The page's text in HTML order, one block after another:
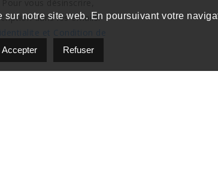
dans les emails.
notre site web. En poursuivant votre
Accepter Refuser